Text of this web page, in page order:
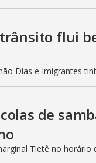
flui
Dias e Imigrantes
de
Tietê no horário